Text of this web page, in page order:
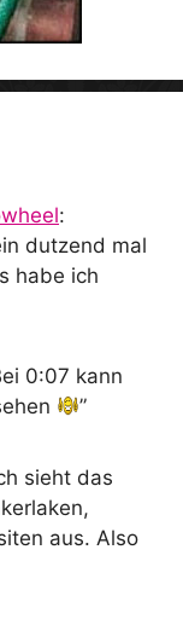
:
dutzend mal
habe ich
0:07 kann
”
sieht das
aus. Also